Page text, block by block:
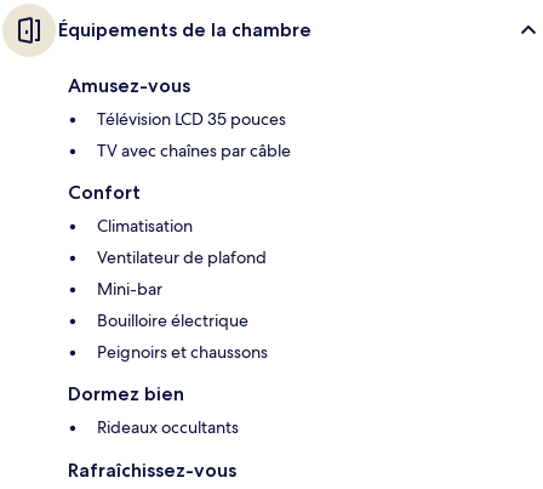
Équipements de la chambre
Amusez-vous
Télévision LCD 35 pouces
TV avec chaînes par câble
Confort
Climatisation
Ventilateur de plafond
Mini-bar
Bouilloire électrique
Peignoirs et chaussons
Dormez bien
Rideaux occultants
Rafraîchissez-vous